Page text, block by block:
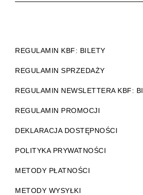
REGULAMIN KBF: BILETY
REGULAMIN SPRZEDAŻY
REGULAMIN NEWSLETTERA KBF:
REGULAMIN PROMOCJI
DEKLARACJA DOSTĘPNOŚCI
POLITYKA PRYWATNOŚCI
METODY PŁATNOŚCI
METODY WYSYŁKI